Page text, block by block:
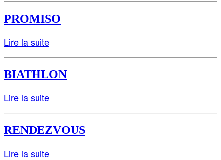
PROMISO
Lire la suite
BIATHLON
Lire la suite
RENDEZVOUS
Lire la suite